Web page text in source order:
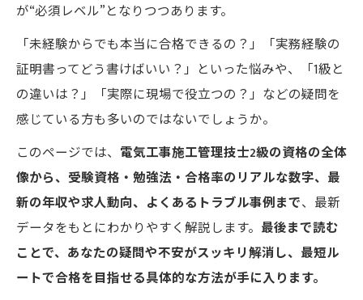
が“必須レベル”となりつつあります。
「未経験からでも本当に合格できるの？」「実務経験の
証明書ってどう書けばいい？」といった悩みや、「1級と
の違いは？」「実際に現場で役立つの？」などの疑問を
感じている方も多いのではないでしょうか。
このページでは、 電気工事施工管理技士2級の資格の全体
像から、受験資格・勉強法・合格率のリアルな数字、最
新の年収や求人動向、よくあるトラブル事例まで、最新
データをもとにわかりやすく解説します。 最後まで読む
ことで、あなたの疑問や不安がスッキリ解消し、最短ル
ートで合格を目指せる具体的な方法が手に入ります。